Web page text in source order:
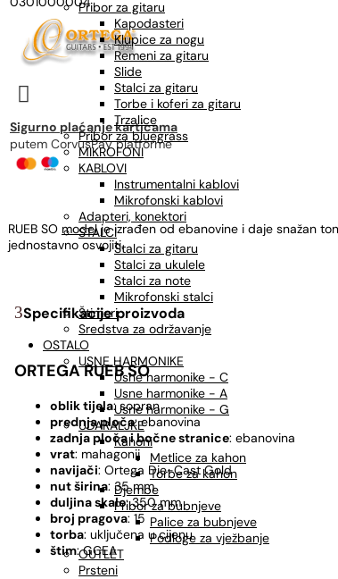
Pribor za gitaru
Kapodasteri
Klupice za nogu
Remeni za gitaru
Slide
Stalci za gitaru
Torbe i koferi za gitaru
Trzalice
Pribor za bluegrass
MIKROFONI
KABLOVI
Instrumentalni kablovi
Mikrofonski kablovi
Adapteri, konektori
STALCI
Stalci za gitaru
Stalci za ukulele
Stalci za note
Mikrofonski stalci
Štimeri
Sredstva za održavanje
OSTALO
USNE HARMONIKE
Usne harmonike - C
Usne harmonike - A
Usne harmonike - G
UDARALJKE
Kahoni
Metlice za kahon
Torbe za kahon
Djembe
Pribor za bubnjeve
Palice za bubnjeve
Podloge za vježbanje
OUTLET
Prsteni

Sigurno plaćanje karticama
putem CorvusPay platforme
RUEB SO modelje izrađen od ebanovine i daje snažan
jednostavno osvojiti.
Specifikacije proizvoda
ORTEGA RUEB SO
oblik tijela: sopran
prednja ploča: ebanovina
zadnja ploča i bočne stranice: ebanovina
vrat: mahagonij
navijači: Ortega Die-Cast Gold
nut širina: 35 mm
duljina skale: 350 mm
broj pragova: 15
torba: uključena u cijenu
štim: GCEA